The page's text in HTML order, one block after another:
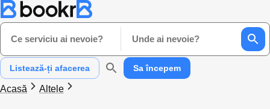
Ce serviciu ai nevoie? Unde ai nevoie?
Listează-ți afacerea Sa începem
Acasă Altele